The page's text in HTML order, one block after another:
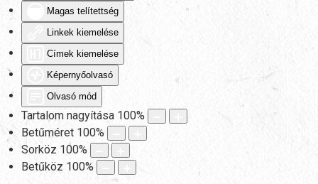
Magas telítettség
Linkek kiemelése
Címek kiemelése
Képernyőolvasó
Olvasó mód
Tartalom nagyítása 100%
Betűméret 100%
Sorköz 100%
Betűköz 100%